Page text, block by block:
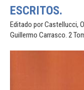
ESCRITOS.
Editado por Castellucci,
Guillermo Carrasco. 2